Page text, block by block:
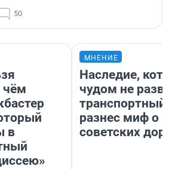
50
чём
в
МНЕНИЕ
Наследие,
чудом не
транспортный
разнес миф о
советских